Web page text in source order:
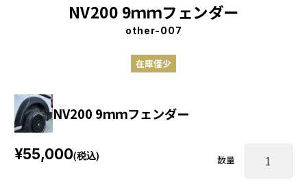
NV200 9ｍｍフェンダー
other-007
在庫僅少
NV200 9ｍｍフェンダー
¥55,000(税込) 数量